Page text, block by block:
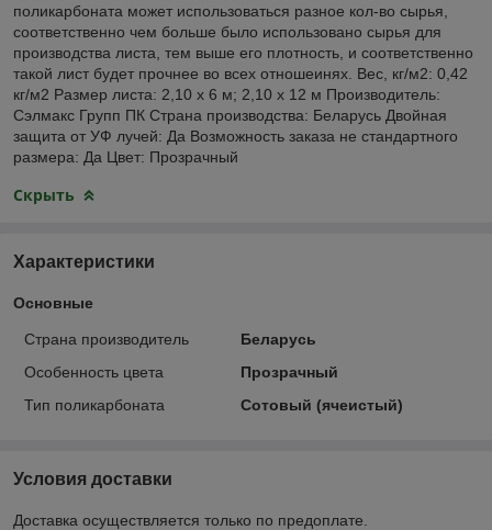
поликарбоната может использоваться разное кол-во сырья,
соответственно чем больше было использовано сырья для
производства листа, тем выше его плотность, и соответственно
такой лист будет прочнее во всех отношеинях. Вес, кг/м2: 0,42
кг/м2 Размер листа: 2,10 х 6 м; 2,10 х 12 м Производитель:
Сэлмакс Групп ПК Страна производства: Беларусь Двойная
защита от УФ лучей: Да Возможность заказа не стандартного
размера: Да Цвет: Прозрачный
Скрыть
Характеристики
Основные
Страна производитель
Беларусь
Особенность цвета
Прозрачный
Тип поликарбоната
Сотовый (ячеистый)
Условия доставки
Доставка осуществляется только по предоплате.